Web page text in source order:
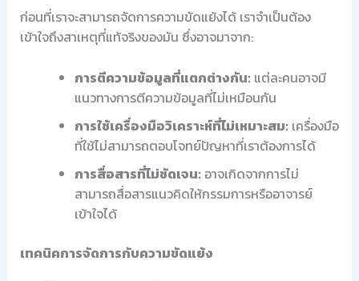
ก่อนที่เราจะสามารถจัดการความขัดแย้งได้ เราจำเป็นต้อง
เข้าใจถึงสาเหตุที่แท้จริงของมัน ซึ่งอาจมาจาก:
การตีความข้อมูลที่แตกต่างกัน: แต่ละคนอาจมี
แนวทางการตีความข้อมูลที่ไม่เหมือนกัน
การใช้เครื่องมือวิเคราะห์ที่ไม่เหมาะสม: เครื่องมือ
ที่ใช้ไม่สามารถตอบโจทย์ปัญหาที่เราต้องการได้
การสื่อสารที่ไม่ชัดเจน: อาจเกิดจากการไม่
สามารถสื่อสารแนวคิดให้กรรมการหรืออาจารย์
เข้าใจได้
เทคนิคการจัดการกับความขัดแย้ง